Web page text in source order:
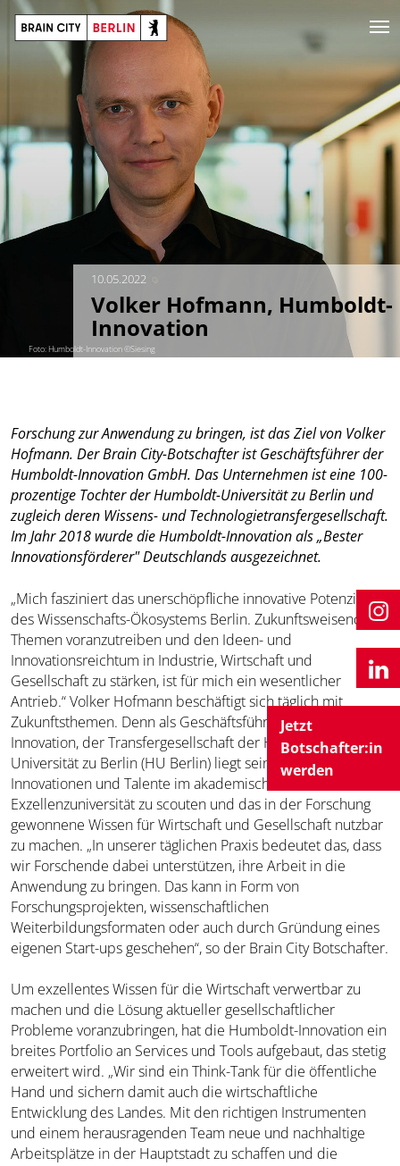
Jetzt
Botschafter:in
werden
Foto: Humboldt-Innovation ©Siesing
10.05.2022
Volker Hofmann, Humboldt-
Innovation
Forschung zur Anwendung zu bringen, ist das Ziel von Volker
Hofmann. Der Brain City-Botschafter ist Geschäftsführer der
Humboldt-Innovation GmbH. Das Unternehmen ist eine 100-
prozentige Tochter der Humboldt-Universität zu Berlin und
zugleich deren Wissens- und Technologietransfergesellschaft.
Im Jahr 2018 wurde die Humboldt-Innovation als „Bester
Innovationsförderer" Deutschlands ausgezeichnet.
„Mich fasziniert das unerschöpfliche innovative Potenzial
des Wissenschafts-Ökosystems Berlin. Zukunftsweisende
Themen voranzutreiben und den Ideen- und
Innovationsreichtum in Industrie, Wirtschaft und
Gesellschaft zu stärken, ist für mich ein wesentlicher
Antrieb.“ Volker Hofmann beschäftigt sich täglich mit
Zukunftsthemen. Denn als Geschäftsführer von Humboldt-
Innovation, der Transfergesellschaft der Humboldt-
Universität zu Berlin (HU Berlin) liegt sein Fokus darauf,
Innovationen und Talente im akademischen Umfeld der
Exzellenzuniversität zu scouten und das in der Forschung
gewonnene Wissen für Wirtschaft und Gesellschaft nutzbar
zu machen. „In unserer täglichen Praxis bedeutet das, dass
wir Forschende dabei unterstützen, ihre Arbeit in die
Anwendung zu bringen. Das kann in Form von
Forschungsprojekten, wissenschaftlichen
Weiterbildungsformaten oder auch durch Gründung eines
eigenen Start-ups geschehen“, so der Brain City Botschafter.
Um exzellentes Wissen für die Wirtschaft verwertbar zu
machen und die Lösung aktueller gesellschaftlicher
Probleme voranzubringen, hat die Humboldt-Innovation ein
breites Portfolio an Services und Tools aufgebaut, das stetig
erweitert wird. „Wir sind ein Think-Tank für die öffentliche
Hand und sichern damit auch die wirtschaftliche
Entwicklung des Landes. Mit den richtigen Instrumenten
und einem herausragenden Team neue und nachhaltige
Arbeitsplätze in der Hauptstadt zu schaffen und die